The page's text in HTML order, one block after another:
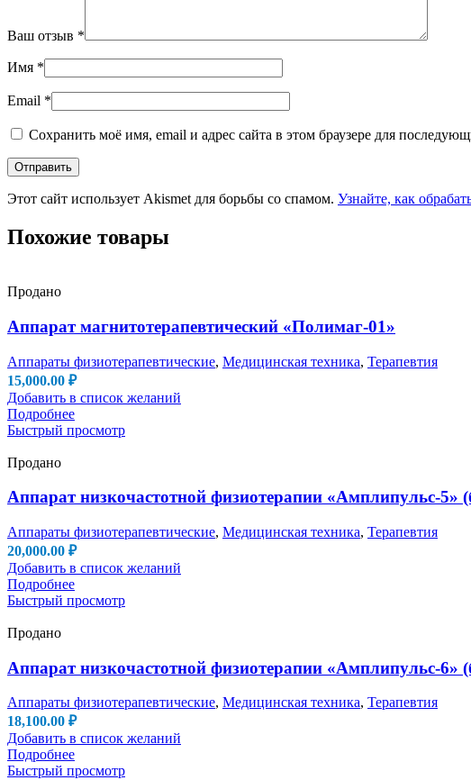
Ваш отзыв *
Имя *
Email *
Сохранить моё имя, email и адрес сайта в этом браузере для
Этот сайт использует Akismet для борьбы со спамом. Узнайте, как
Похожие товары
Продано
Аппарат магнитотерапевтический «Полимаг-01»
Аппараты физиотерапевтические, Медицинская техника, Терапевтия
15,000.00 ₽
Добавить в список желаний
Подробнее
Быстрый просмотр
Продано
Аппарат низкочастотной физиотерапии «Амплипульс-5»
Аппараты физиотерапевтические, Медицинская техника, Терапевтия
20,000.00 ₽
Добавить в список желаний
Подробнее
Быстрый просмотр
Продано
Аппарат низкочастотной физиотерапии «Амплипульс-6»
Аппараты физиотерапевтические, Медицинская техника, Терапевтия
18,100.00 ₽
Добавить в список желаний
Подробнее
Быстрый просмотр